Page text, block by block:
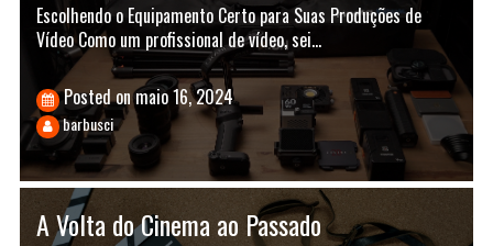
Escolhendo o Equipamento Certo para Suas Produções de
Vídeo Como um profissional de vídeo, sei…
Posted onmaio 16, 2024
barbusci
A Volta do Cinema ao Passado